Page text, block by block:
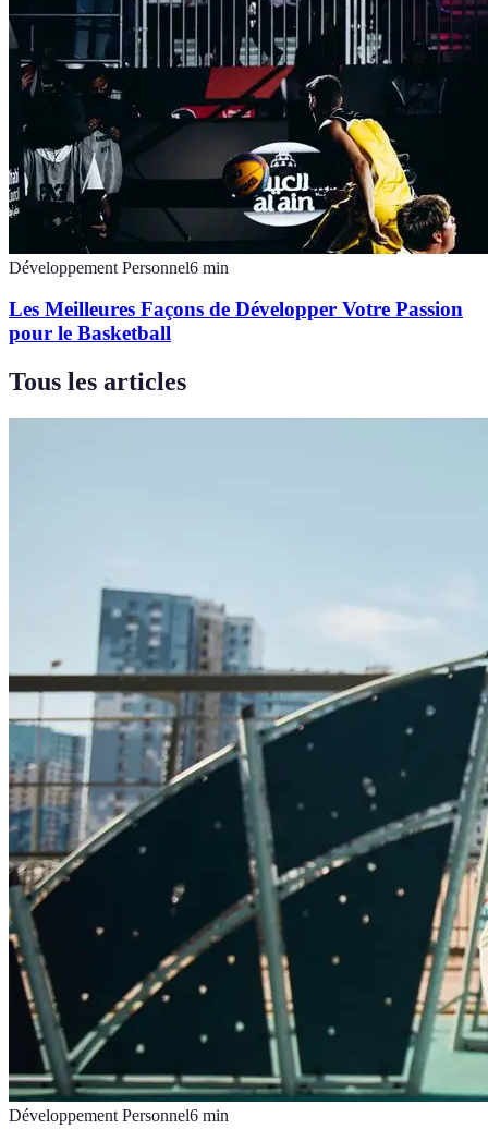
Développement Personnel6 min
Les Meilleures Façons de Développer Votre Passion
pour le Basketball
Tous les articles
Développement Personnel6 min